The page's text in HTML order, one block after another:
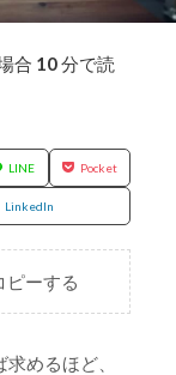
合 10分で読
LINE Pocket
LinkedIn
ピーする
めるほど、